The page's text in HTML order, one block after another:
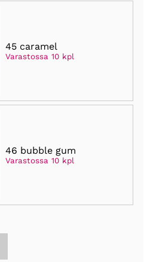
45 caramel
Varastossa 10 kpl
46 bubble gum
Varastossa 10 kpl